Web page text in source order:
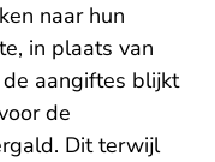
naar hun
in plaats van
aangiftes blijkt
de
Dit terwijl